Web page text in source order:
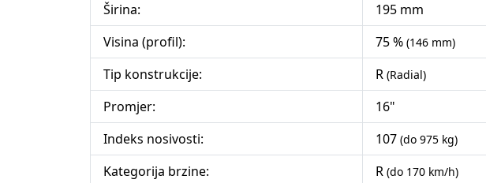
Širina:
195 mm
Visina (profil):
75 % (146 mm)
Tip konstrukcije: R (Radial)
Promjer:
16"
Indeks nosivosti:
107 (do 975 kg)
Kategorija brzine: R (do 170 km/h)